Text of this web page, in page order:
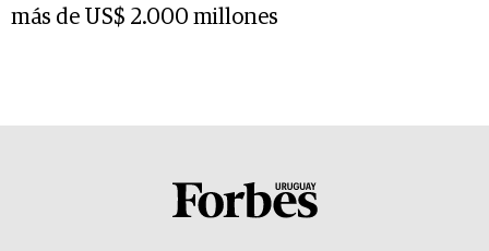
más de US$ 2.000 millones